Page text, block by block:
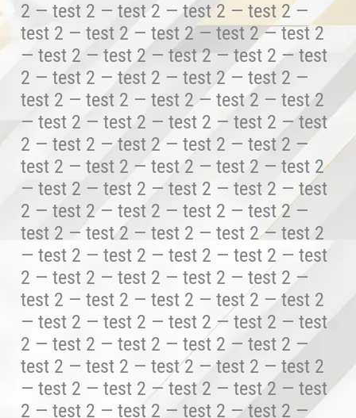
2 — test 2 — test 2 — test 2 — test 2 —
test 2 — test 2 — test 2 — test 2 — test 2
— test 2 — test 2 — test 2 — test 2 — test
2 — test 2 — test 2 — test 2 — test 2 —
test 2 — test 2 — test 2 — test 2 — test 2
— test 2 — test 2 — test 2 — test 2 — test
2 — test 2 — test 2 — test 2 — test 2 —
test 2 — test 2 — test 2 — test 2 — test 2
— test 2 — test 2 — test 2 — test 2 — test
2 — test 2 — test 2 — test 2 — test 2 —
test 2 — test 2 — test 2 — test 2 — test 2
— test 2 — test 2 — test 2 — test 2 — test
2 — test 2 — test 2 — test 2 — test 2 —
test 2 — test 2 — test 2 — test 2 — test 2
— test 2 — test 2 — test 2 — test 2 — test
2 — test 2 — test 2 — test 2 — test 2 —
test 2 — test 2 — test 2 — test 2 — test 2
— test 2 — test 2 — test 2 — test 2 — test
2 — test 2 — test 2 — test 2 — test 2 —